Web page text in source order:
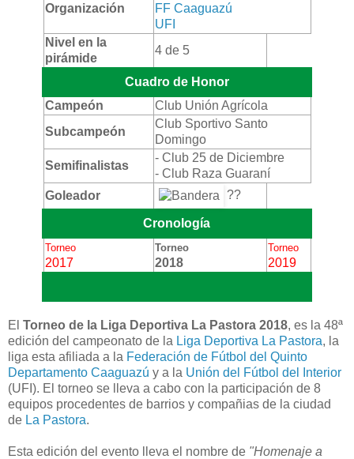
Organización
FF Caaguazú
UFI
Nivel en la
pirámide
4 de 5
Cuadro de Honor
Campeón
Club Unión Agrícola
Subcampeón
Club Sportivo Santo
Domingo
Semifinalistas
- Club 25 de Diciembre
- Club Raza Guaraní
Goleador
??
Cronología
Torneo
2017
Torneo
2018
Torneo
2019
El Torneo de la Liga Deportiva La Pastora 2018, es la 48ª
edición del campeonato de la Liga Deportiva La Pastora, la
liga esta afiliada a la Federación de Fútbol del Quinto
Departamento Caaguazú y a la Unión del Fútbol del Interior
(UFI). El torneo se lleva a cabo con la participación de 8
equipos procedentes de barrios y compañias de la ciudad
de La Pastora.
Esta edición del evento lleva el nombre de "Homenaje a